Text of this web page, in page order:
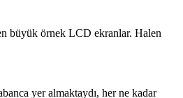
büyük örnek LCD ekranlar. Halen
yer almaktaydı, her ne kadar